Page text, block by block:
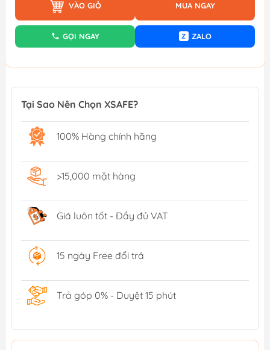
VÀO GIỎ MUA NGAY
GỌI NGAY Z ZALO
Tại Sao Nên Chọn XSAFE?
100% Hàng chính hãng
>15,000 mặt hàng
Giá luôn tốt - Đầy đủ VAT
15 ngày Free đổi trả
Trả góp 0% - Duyệt 15 phút